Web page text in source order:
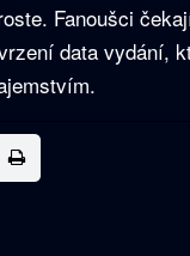
Fanoušci
data vydání,